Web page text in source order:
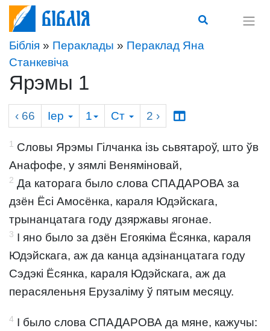
Біблія
Біблія » Пераклады » Пераклад Яна
Станкевіча
Ярэмы 1
‹ 66 Іер 1 Ст 2 ›
1 Словы Ярэмы Гілчанка ізь сьвятароў, што ўв
Анафофе, у зямлі Веняміновай,
2 Да каторага было слова СПАДАРОВА за
дзён Ёсі Амосёнка, караля Юдэйскага,
трынанцатага году дзяржавы ягонае.
3 І яно было за дзён Егоякіма Ёсянка, караля
Юдэйскага, аж да канца адзінанцатага году
Сэдэкі Ёсянка, караля Юдэйскага, аж да
перасяленьня Ерузаліму ў пятым месяцу.
4 І было слова СПАДАРОВА да мяне, кажучы: